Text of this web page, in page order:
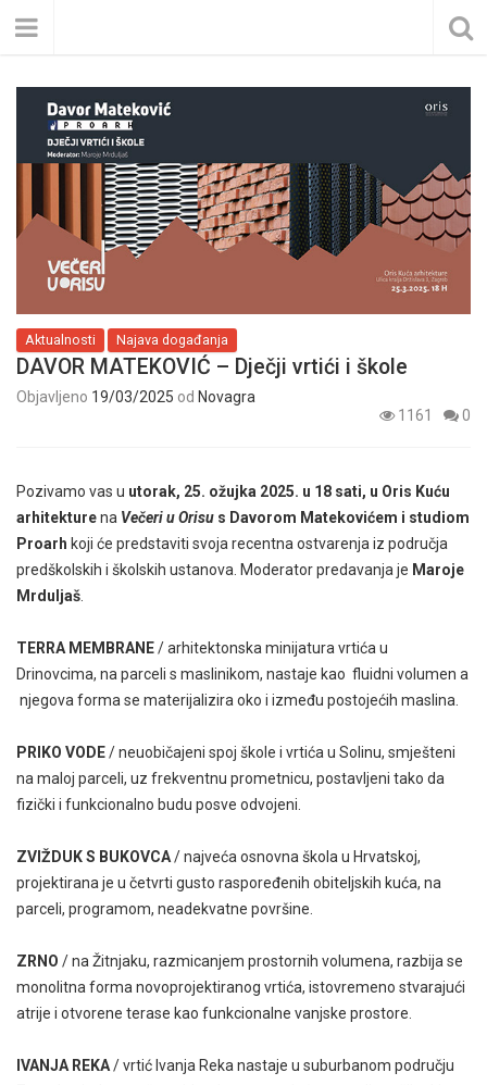
Aktualnosti Najava događanja
DAVOR MATEKOVIĆ – Dječji vrtići i škole
Objavljeno 19/03/2025 od Novagra
1161
0
Pozivamo vas u utorak, 25. ožujka 2025. u 18 sati, u Oris Kuću
arhitekturena Večeri u Orisu s Davorom Matekovićem i studiom
Proarh koji će predstaviti svoja recentna ostvarenja iz područja
predškolskih i školskih ustanova. Moderator predavanja je Maroje
Mrduljaš
TERRA MEMBRANE/ arhitektonska minijatura vrtića u
Drinovcima, na parceli s maslinikom, nastaje kao fluidni volumen a
njegova forma se materijalizira oko i između postojećih maslina.
PRIKO VODE/ neuobičajeni spoj škole i vrtića u Solinu, smješteni
na maloj parceli, uz frekventnu prometnicu, postavljeni tako da
fizički i funkcionalno budu posve odvojeni.
ZVIŽDUK S BUKOVCA/ najveća osnovna škola u Hrvatskoj,
projektirana je u četvrti gusto raspoređenih obiteljskih kuća, na
parceli, programom, neadekvatne površine.
ZRNO / na Žitnjaku, razmicanjem prostornih volumena, razbija se
monolitna forma novoprojektiranog vrtića, istovremeno stvarajući
atrije i otvorene terase kao funkcionalne vanjske prostore.
IVANJA REKA/ vrtić Ivanja Reka nastaje u suburbanom području